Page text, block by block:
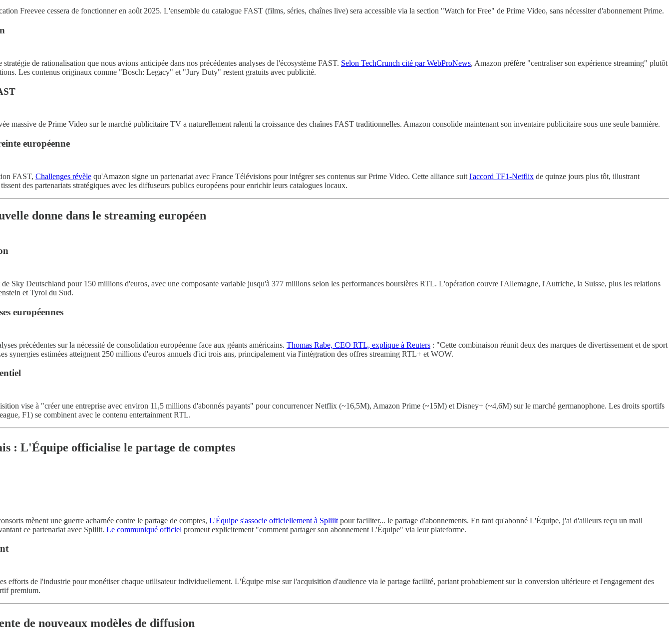
Freevee cessera de fonctionner en août 2025. L'ensemble du catalogue FAST (films, séries, chaînes live) sera accessible via la section "Watch for Free" de Prime Video, sans nécessiter d'abonnement Prime.
de rationalisation que nous avions anticipée dans nos précédentes analyses de l'écosystème FAST. Selon TechCrunch cité par WebProNews, Amazon préfère "centraliser son expérience streaming" plutôt
Les contenus originaux comme "Bosch: Legacy" et "Jury Duty" restent gratuits avec publicité.
massive de Prime Video sur le marché publicitaire TV a naturellement ralenti la croissance des chaînes FAST traditionnelles. Amazon consolide maintenant son inventaire publicitaire sous une seule bannière.
européenne
FAST, Challenges révèle qu'Amazon signe un partenariat avec France Télévisions pour intégrer ses contenus sur Prime Video. Cette alliance suit l'accord TF1-Netflix de quinze jours plus tôt, illustrant
des partenariats stratégiques avec les diffuseurs publics européens pour enrichir leurs catalogues locaux.
donne dans le streaming européen
Sky Deutschland pour 150 millions d'euros, avec une composante variable jusqu'à 377 millions selon les performances boursières RTL. L'opération couvre l'Allemagne, l'Autriche, la Suisse, plus les relations
et Tyrol du Sud.
européennes
précédentes sur la nécessité de consolidation européenne face aux géants américains. Thomas Rabe, CEO RTL, explique à Reuters : "Cette combinaison réunit deux des marques de divertissement et de sport
synergies estimées atteignent 250 millions d'euros annuels d'ici trois ans, principalement via l'intégration des offres streaming RTL+ et WOW.
vise à "créer une entreprise avec environ 11,5 millions d'abonnés payants" pour concurrencer Netflix (~16,5M), Amazon Prime (~15M) et Disney+ (~4,6M) sur le marché germanophone. Les droits sportifs
F1) se combinent avec le contenu entertainment RTL.
: L'Équipe officialise le partage de comptes
mènent une guerre acharnée contre le partage de comptes, L'Équipe s'associe officiellement à Spliiit pour faciliter... le partage d'abonnements. En tant qu'abonné L'Équipe, j'ai d'ailleurs reçu un mail
ce partenariat avec Spliiit. Le communiqué officiel promeut explicitement "comment partager son abonnement L'Équipe" via leur plateforme.
efforts de l'industrie pour monétiser chaque utilisateur individuellement. L'Équipe mise sur l'acquisition d'audience via le partage facilité, pariant probablement sur la conversion ultérieure et l'engagement des
premium.
de nouveaux modèles de diffusion